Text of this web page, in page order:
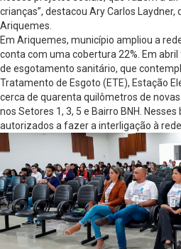
crianças”, destacou Ary Carlos
Ariquemes.
Em Ariquemes, município ampliou a
conta com uma cobertura 22%. Em
de esgotamento sanitário, que
Tratamento de Esgoto (ETE), Estação
cerca de quarenta quilômetros de
nos Setores 1, 3, 5 e Bairro BNH.
autorizados a fazer a interligação à